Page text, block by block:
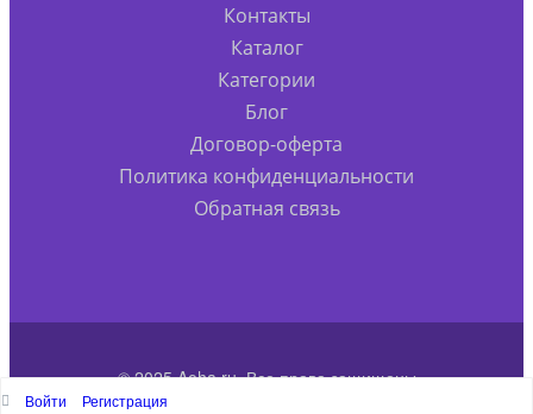
Контакты
Каталог
Категории
Блог
Договор-оферта
Политика конфиденциальности
Обратная связь
© 2025 Aoha.ru. Все права защищены
Войти Регистрация